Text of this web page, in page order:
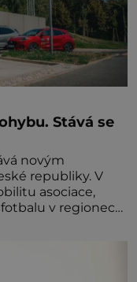
Stává se
novým
republiky. V
asociace,
v regionech.